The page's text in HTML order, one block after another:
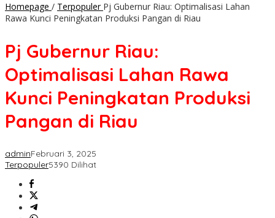
Homepage / Terpopuler Pj Gubernur Riau: Optimalisasi Lahan
Rawa Kunci Peningkatan Produksi Pangan di Riau
Pj Gubernur Riau:
Optimalisasi Lahan Rawa
Kunci Peningkatan Produksi
Pangan di Riau
adminFebruari 3, 2025
Terpopuler5390 Dilihat